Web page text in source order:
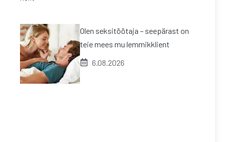
Olen seksitöötaja – seepärast on
teie mees mu lemmikklient
6.08.2026